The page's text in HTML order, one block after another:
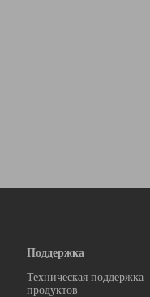
Поддержка
Техническая поддержка
продуктов